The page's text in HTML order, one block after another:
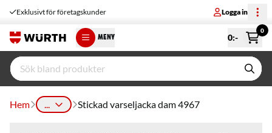
Exklusivt för företagskunder Logga in
MENY 0:-
0
Hem ... Stickad varseljacka dam 4967